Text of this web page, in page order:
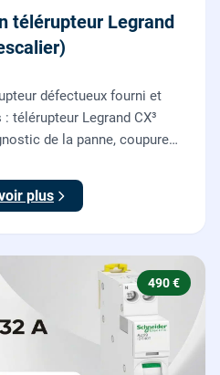
télérupteur Legrand
défectueux fourni et
télérupteur Legrand CX³
de la panne, coupure
plus
490 €